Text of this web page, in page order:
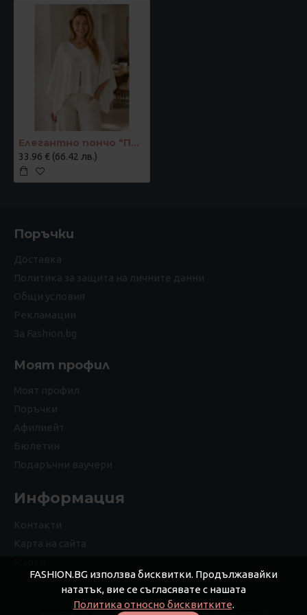
Елегантно пончо "Перла"
33.96 € (66.42 лв.)
Поръчки
Доставка
Политика за защита на личните данни
Общи условия
Рекламации
За Fashion.bg
Моят профил
Моят профил
Поръчки
Афилиейт
Бюлетин
Подаръчни ваучери
Информация
Контакти
Карта на сайта
FASHION.BG използва бисквитки. Продължавайки
нататък, вие се съгласявате с нашата
Политика относно бисквитките.